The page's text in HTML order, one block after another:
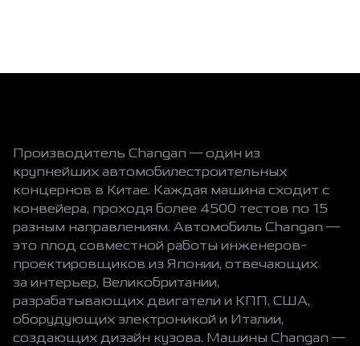
Производитель Changan — один из
крупнейших автомобилестроительных
концернов в Китае. Каждая машина сходит с
конвейера, проходя более 4500 тестов по 15
разным направлениям. Автомобиль Changan —
это плод совместной работы инженеров-
проектировщиков из Японии, отвечающих
за интерьер, Великобритании,
разрабатывающих двигатели и КПП, США,
оборудующих электроникой и Италии,
создающих дизайн кузова. Машины Changan —